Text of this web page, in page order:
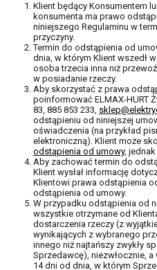
Klient będący Konsumentem
konsumenta ma prawo
niniejszego Regulaminu w
przyczyny.
Termin do odstąpienia od
dnia, w którym Klient wszedł
osoba trzecia inna niż
w posiadanie rzeczy.
Aby skorzystać z prawa
poinformować ELMAX-HURT
83, 885 853 233,
odstąpieniu od niniejszej
oświadczenia (na przykład
elektroniczną). Klient może
odstąpienia od umowy,
Aby zachować termin do
Klient wysłał informację
Klientowi prawa odstąpienia
odstąpienia od umowy.
W przypadku odstąpienia od
wszystkie otrzymane od
dostarczenia rzeczy (z
wynikających z wybranego
innego niż najtańszy zwykły
Sprzedawcę), niezwłocznie,
14 dni od dnia, w którym